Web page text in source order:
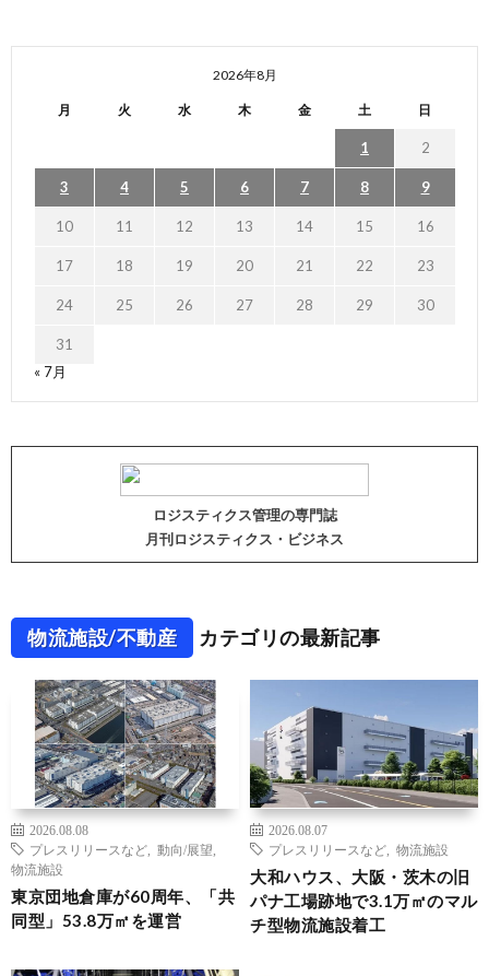
2026年8月
月 火 水 木 金 土 日
1 2
3 4 5 6 7 8 9
10 11 12 13 14 15 16
17 18 19 20 21 22 23
24 25 26 27 28 29 30
31
« 7月
ロジスティクス管理の専門誌
月刊ロジスティクス・ビジネス
物流施設/不動産 カテゴリの最新記事
2026.08.08
プレスリリースなど
動向/展望
物流施設
東京団地倉庫が60周年、「共
同型」53.8万㎡を運営
2026.08.07
プレスリリースなど
物流施設
大和ハウス、大阪・茨木の旧
パナ工場跡地で3.1万㎡のマル
チ型物流施設着工